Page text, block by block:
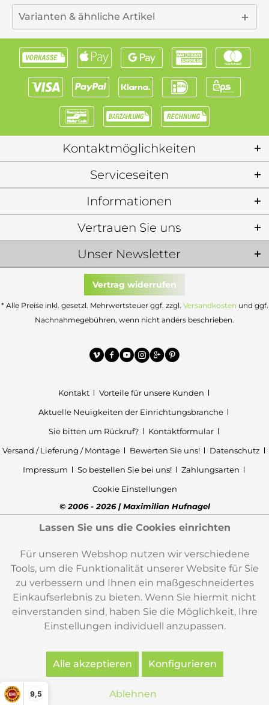
9,5
Varianten & ähnliche Artikel
Kontaktmöglichkeiten
Serviceseiten
Informationen
Unser Newsletter
Vertrauen Sie uns
Vertrag widerrufen
* Alle Preise inkl. gesetzl. Mehrwertsteuer ggf. zzgl. Versandkosten und ggf.
Nachnahmegebühren, wenn nicht anders beschrieben.
Kontakt
Vorteile für unsere Kunden
Aktuelle Neuigkeiten der Einrichtungsbranche
Sie bitten um Rückruf?
Kontaktformular
Versand / Lieferung / Montage
Bewerten Sie uns!
Datenschutz
Impressum
So bestellen Sie bei uns!
Zahlungsarten
Cookie Einstellungen
© 2006 - 2026 | Maximilian Hufnagel
Lassen Sie uns die Cookies einrichten
Für unseren Webshop nutzen wir verschiedene
Tools, um die Funktionalität unserer Website für Sie
zu verbessern und Ihnen ein maßgeschneidertes
Einkaufserlebnis zu bieten. Wenn Sie hiermit nicht
einverstanden sind, haben Sie die Möglichkeit, Ihre
Einstellungen individuell anzupassen.
Alle akzeptieren Konfigurieren
Ablehnen